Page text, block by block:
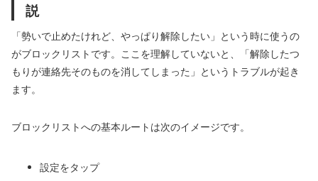
説
「勢いで止めたけれど、やっぱり解除したい」という時に使うの
がブロックリストです。ここを理解していないと、「解除したつ
もりが連絡先そのものを消してしまった」というトラブルが起き
ます。
ブロックリストへの基本ルートは次のイメージです。
設定をタップ